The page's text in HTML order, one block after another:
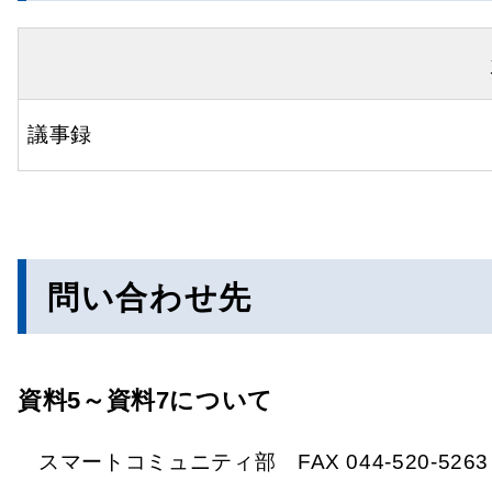
議事録
問い合わせ先
資料5～資料7について
スマートコミュニティ部 FAX 044-520-5263­